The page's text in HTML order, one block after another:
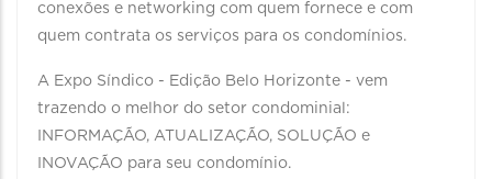
conexões e networking com quem fornece e com
quem contrata os serviços para os condomínios.
A Expo Síndico - Edição Belo Horizonte - vem
trazendo o melhor do setor condominial:
INFORMAÇÃO, ATUALIZAÇÃO, SOLUÇÃO e
INOVAÇÃO para seu condomínio.